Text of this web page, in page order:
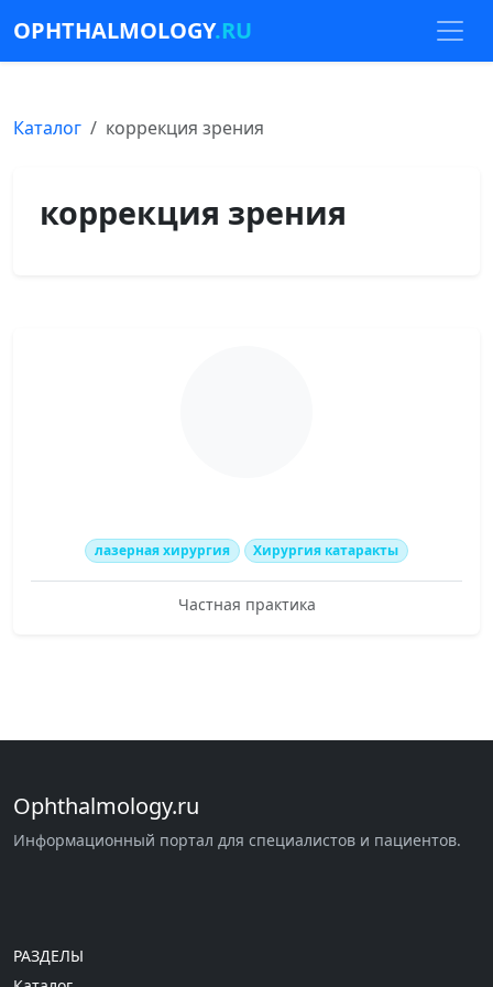
OPHTHALMOLOGY.RU
Каталог коррекция зрения
коррекция зрения
лазерная хирургия Хирургия катаракты
Частная практика
Ophthalmology.ru
Информационный портал для специалистов и пациентов.
РАЗДЕЛЫ